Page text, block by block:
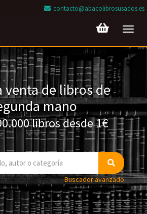
contacto@abacolibrosusados.es
venta de libros de
mano
libros desde 1€
Buscador avanzado